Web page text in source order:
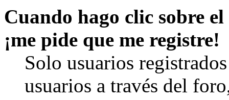
Cuando hago clic sobre
¡me pide que me registre!
Solo usuarios
usuarios a través del